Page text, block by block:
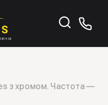
з хромом. Частота —